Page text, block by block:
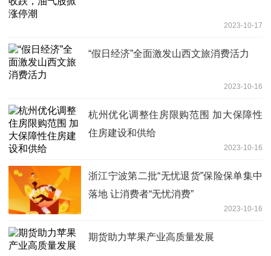
2023-10-17
“假日经济”全面激发山西文旅消费活力
2023-10-16
杭州优化调整住房限购范围 加大保障性
住房建设和供给
2023-10-16
浙江宁波第二批“无忧退货”保险保单集中
落地 让消费者“无忧消费”
2023-10-16
期货助力苹果产业高质量发展